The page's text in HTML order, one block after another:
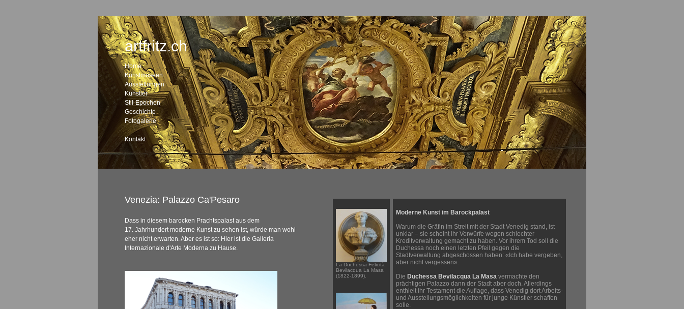
artfritz.ch
Home
Kunstmuseen
Ausstellungen
Künstler
Stil-Epochen
Geschichte
Fotogalerie
Kontakt
Venezia: Palazzo Ca'Pesaro
Dass in diesem barocken Prachtspalast aus dem
17. Jahrhundert moderne Kunst zu sehen ist, würde man wohl
eher nicht erwarten. Aber es ist so: Hier ist die Galleria
Internazionale d'Arte Moderna zu Hause.
La Duchessa Felicità
Bevilacqua La Masa
(1822-1899).
Moderne Kunst im Barockpalast
Warum die Gräfin im Streit mit der Stadt Venedig stand, ist
unklar – sie scheint ihr Vorwürfe wegen schlechter
Kreditverwaltung gemacht zu haben. Vor ihrem Tod soll die
Duchessa noch einen letzten Pfeil gegen die
Stadtverwaltung abgeschossen haben: «Ich habe vergeben,
aber nicht vergessen».
Die Duchessa Bevilacqua La Masa vermachte den
prächtigen Palazzo dann der Stadt aber doch. Allerdings
enthielt ihr Testament die Auflage, dass Venedig dort Arbeits-
und Ausstellungsmöglichkeiten für junge Künstler schaffen
solle.